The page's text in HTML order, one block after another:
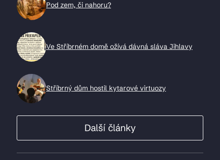
Pod zem, či nahoru?
Ve Stříbrném domě ožívá dávná sláva Jihlavy
Stříbrný dům hostil kytarové virtuozy
Další články